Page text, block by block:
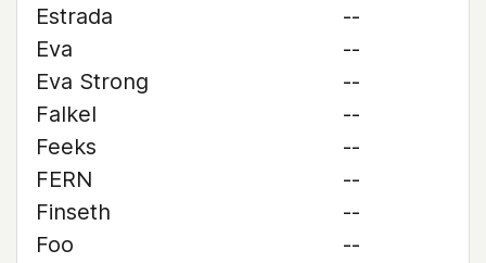
Estrada
--
Eva
--
Eva Strong
--
Falkel
--
Feeks
--
FERN
--
Finseth
--
Foo
--